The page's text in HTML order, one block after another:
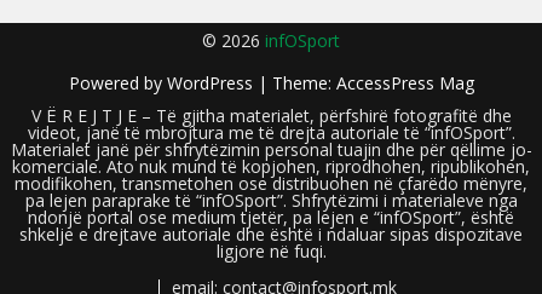
© 2026 infOSport
Powered by WordPress | Theme: AccessPress Mag
V Ë R E J T J E – Të gjitha materialet, përfshirë fotografitë dhe
videot, janë të mbrojtura me të drejta autoriale të “infOSport”.
Materialet janë për shfrytëzimin personal tuajin dhe për qëllime jo-
komerciale. Ato nuk mund të kopjohen, riprodhohen, ripublikohen,
modifikohen, transmetohen ose distribuohen në çfarëdo mënyre,
pa lejen paraprake të “infOSport”. Shfrytëzimi i materialeve nga
ndonjë portal ose medium tjetër, pa lejen e “infOSport”, është
shkelje e drejtave autoriale dhe është i ndaluar sipas dispozitave
ligjore në fuqi.
email: contact@infosport.mk